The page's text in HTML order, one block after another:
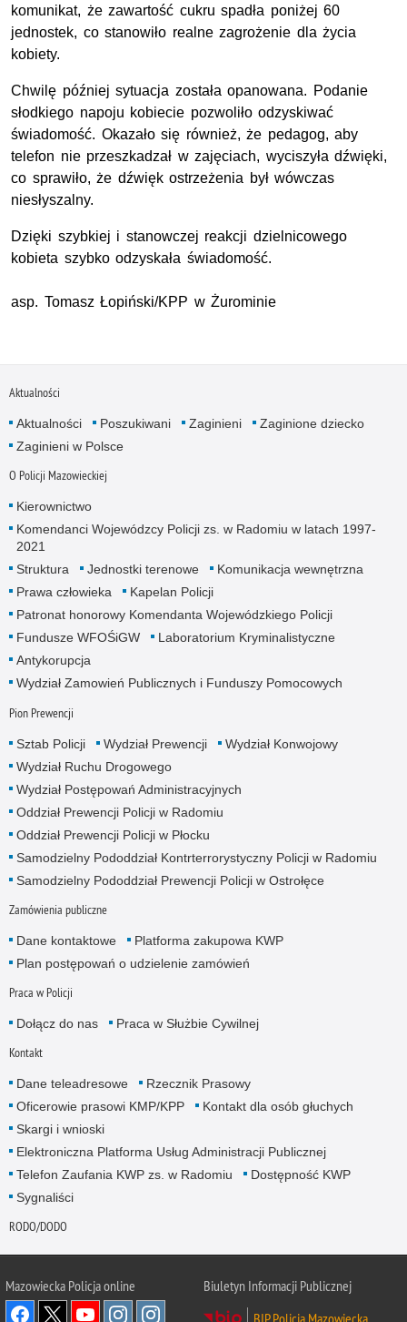
komunikat, że zawartość cukru spadła poniżej 60
jednostek, co stanowiło realne zagrożenie dla życia
kobiety.
Chwilę później sytuacja została opanowana. Podanie
słodkiego napoju kobiecie pozwoliło odzyskiwać
świadomość. Okazało się również, że pedagog, aby
telefon nie przeszkadzał w zajęciach, wyciszyła dźwięki,
co sprawiło, że dźwięk ostrzeżenia był wówczas
niesłyszalny.
Dzięki szybkiej i stanowczej reakcji dzielnicowego
kobieta szybko odzyskała świadomość.
asp. Tomasz Łopiński/KPP w Żurominie
Aktualności
Aktualności Poszukiwani Zaginieni
Zaginione dziecko
Zaginieni w Polsce
O Policji Mazowieckiej
Kierownictwo
Komendanci Wojewódzcy Policji zs. w Radomiu w latach 1997-
2021
Struktura
Jednostki terenowe
Komunikacja wewnętrzna
Prawa człowieka
Kapelan Policji
Patronat honorowy Komendanta Wojewódzkiego Policji
Fundusze WFOŚiGW
Laboratorium Kryminalistyczne
Antykorupcja
Wydział Zamowień Publicznych i Funduszy Pomocowych
Pion Prewencji
Sztab Policji Wydział Prewencji
Wydział Konwojowy
Wydział Ruchu Drogowego
Wydział Postępowań Administracyjnych
Oddział Prewencji Policji w Radomiu
Oddział Prewencji Policji w Płocku
Samodzielny Pododdział Kontrterrorystyczny Policji w Radomiu
Samodzielny Pododdział Prewencji Policji w Ostrołęce
Zamówienia publiczne
Dane kontaktowe
Platforma zakupowa KWP
Plan postępowań o udzielenie zamówień
Praca w Policji
Dołącz do nas Praca w Służbie Cywilnej
Kontakt
Dane teleadresowe
Rzecznik Prasowy
Oficerowie prasowi KMP/KPP
Kontakt dla osób głuchych
Skargi i wnioski
Elektroniczna Platforma Usług Administracji Publicznej
Telefon Zaufania KWP zs. w Radomiu
Dostępność KWP
Sygnaliści
RODO/DODO
Mazowiecka Policja online
Biuletyn Informacji Publicznej
BIP Policja Mazowiecka